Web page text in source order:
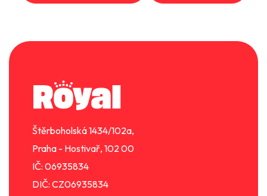
Z
á
Štěrboholská 1434/102a,
Praha - Hostivař, 102 00
IČ: 06935834
DIČ: CZ06935834